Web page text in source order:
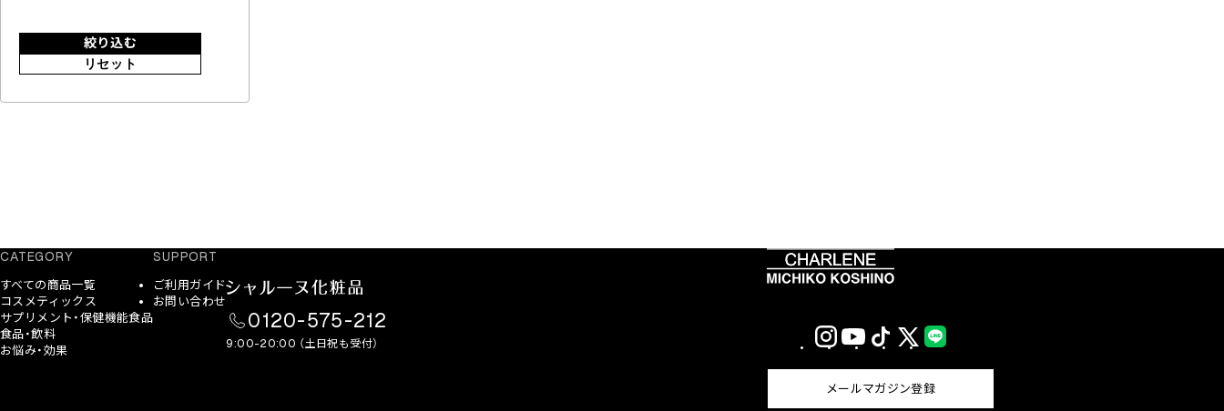
絞り込む
リセット
CATEGORY
すべての商品一覧
コスメティックス
サプリメント・保健機能食品
食品・飲料
お悩み・効果
SUPPORT
ご利用ガイド
お問い合わせ
0120-575-212
9:00-20:00 （土日祝も受付）
InstagramYouTubeTikTok X
(Twitter)
メールマガジン登録